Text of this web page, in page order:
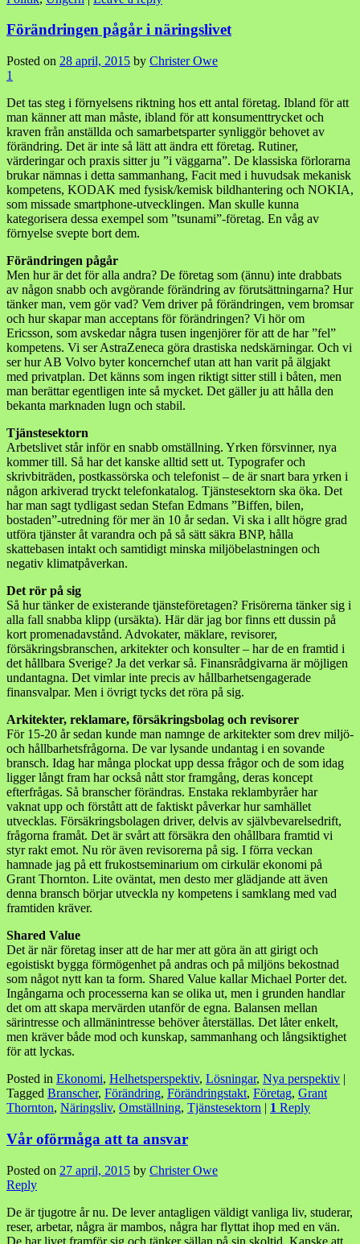
Förändringen pågår i näringslivet
Posted on 28 april, 2015 by Christer Owe
1
Det tas steg i förnyelsens riktning hos ett antal företag. Ibland för att
man känner att man måste, ibland för att konsumenttrycket och
kraven från anställda och samarbetsparter synliggör behovet av
förändring. Det är inte så lätt att ändra ett företag. Rutiner,
värderingar och praxis sitter ju ”i väggarna”. De klassiska förlorarna
brukar nämnas i detta sammanhang, Facit med i huvudsak mekanisk
kompetens, KODAK med fysisk/kemisk bildhantering och NOKIA,
som missade smartphone-utvecklingen. Man skulle kunna
kategorisera dessa exempel som ”tsunami”-företag. En våg av
förnyelse svepte bort dem.
Förändringen pågår
Men hur är det för alla andra? De företag som (ännu) inte drabbats
av någon snabb och avgörande förändring av förutsättningarna? Hur
tänker man, vem gör vad? Vem driver på förändringen, vem bromsar
och hur skapar man acceptans för förändringen? Vi hör om
Ericsson, som avskedar några tusen ingenjörer för att de har ”fel”
kompetens. Vi ser AstraZeneca göra drastiska nedskärningar. Och vi
ser hur AB Volvo byter koncernchef utan att han varit på älgjakt
med privatplan. Det känns som ingen riktigt sitter still i båten, men
man berättar egentligen inte så mycket. Det gäller ju att hålla den
bekanta marknaden lugn och stabil.
Tjänstesektorn
Arbetslivet står inför en snabb omställning. Yrken försvinner, nya
kommer till. Så har det kanske alltid sett ut. Typografer och
skrivbiträden, postkassörska och telefonist – de är snart bara yrken i
någon arkiverad tryckt telefonkatalog. Tjänstesektorn ska öka. Det
har man sagt tydligast sedan Stefan Edmans ”Biffen, bilen,
bostaden”-utredning för mer än 10 år sedan. Vi ska i allt högre grad
utföra tjänster åt varandra och på så sätt säkra BNP, hålla
skattebasen intakt och samtidigt minska miljöbelastningen och
negativ klimatpåverkan.
Det rör på sig
Så hur tänker de existerande tjänsteföretagen? Frisörerna tänker sig i
alla fall snabba klipp (ursäkta). Här där jag bor finns ett dussin på
kort promenadavstånd. Advokater, mäklare, revisorer,
försäkringsbranschen, arkitekter och konsulter – har de en framtid i
det hållbara Sverige? Ja det verkar så. Finansrådgivarna är möjligen
undantagna. Det vimlar inte precis av hållbarhetsengagerade
finansvalpar. Men i övrigt tycks det röra på sig.
Arkitekter, reklamare, försäkringsbolag och revisorer
För 15-20 år sedan kunde man namnge de arkitekter som drev miljö-
och hållbarhetsfrågorna. De var lysande undantag i en sovande
bransch. Idag har många plockat upp dessa frågor och de som idag
ligger långt fram har också nått stor framgång, deras koncept
efterfrågas. Så branscher förändras. Enstaka reklambyråer har
vaknat upp och förstått att de faktiskt påverkar hur samhället
utvecklas. Försäkringsbolagen driver, delvis av självbevarelsedrift,
frågorna framåt. Det är svårt att försäkra den ohållbara framtid vi
styr rakt emot. Nu rör även revisorerna på sig. I förra veckan
hamnade jag på ett frukostseminarium om cirkulär ekonomi på
Grant Thornton. Lite oväntat, men desto mer glädjande att även
denna bransch börjar utveckla ny kompetens i samklang med vad
framtiden kräver.
Shared Value
Det är när företag inser att de har mer att göra än att girigt och
egoistiskt bygga förmögenhet på andras och på miljöns bekostnad
som något nytt kan ta form. Shared Value kallar Michael Porter det.
Ingångarna och processerna kan se olika ut, men i grunden handlar
det om att skapa mervärden utanför de egna. Balansen mellan
särintresse och allmänintresse behöver återställas. Det låter enkelt,
men kräver både mod och kunskap, sammanhang och långsiktighet
för att lyckas.
Posted in Ekonomi, Helhetsperspektiv, Lösningar, Nya perspektiv |
Tagged Branscher, Förändring, Förändringstakt, Företag, Grant
Thornton, Näringsliv, Omställning, Tjänstesektorn | 1 Reply
Vår oförmåga att ta ansvar
Posted on 27 april, 2015 by Christer Owe
Reply
De är tjugotre år nu. De lever antagligen väldigt vanliga liv, studerar,
reser, arbetar, några är mambos, några har flyttat ihop med en vän.
De har livet framför sig och tänker sällan på sin skoltid. Kanske att